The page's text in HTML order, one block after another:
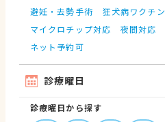
避妊・去勢手術
狂犬病ワクチン
マイクロチップ対応
夜間対応
ネット予約可
診療曜日
診療曜日から探す